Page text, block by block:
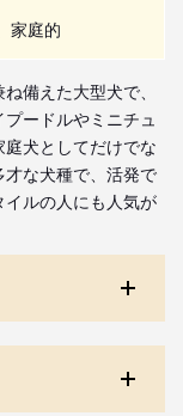
家庭的
備えた大型犬で、
ードルやミニチュ
犬としてだけでな
な犬種で、活発で
ルの人にも人気が